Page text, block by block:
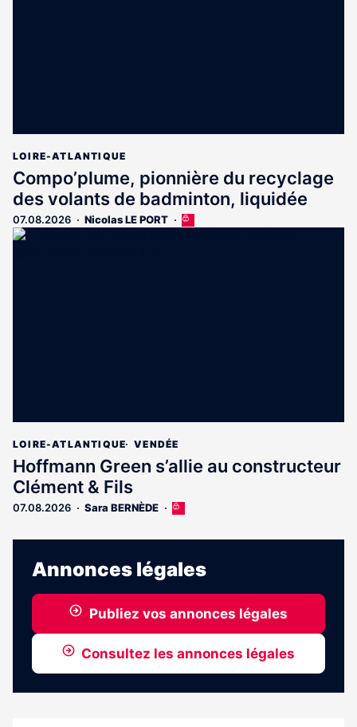
LOIRE-ATLANTIQUE
Compo’plume, pionnière du recyclage
des volants de badminton, liquidée
07.08.2026 Nicolas LE PORT
Cet
LOIRE-ATLANTIQUE VENDÉE
Hoffmann Green s’allie au constructeur
Clément & Fils
07.08.2026 Sara BERNÈDE
Cet
est
aux
Annonces légales
Publiez vos annonces légales
Consultez les annonces légales